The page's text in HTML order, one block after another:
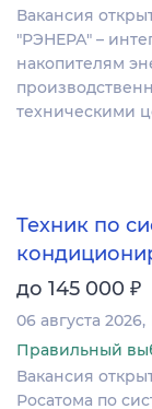
Вакансия
"РЭНЕРА" –
накопителям
техническими
Техник по
до 145 000 ₽
06 августа 2026
Правильный
Вакансия
Росатома по